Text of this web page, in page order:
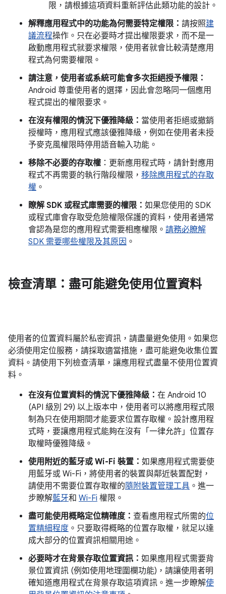
限，請根據這項資料重新評估此類功能的設計。
解釋應用程式中的功能為何需要特定權限： 請按照建
議流程操作。只在必要時才提出權限要求，而不是一
啟動應用程式就要求權限，使用者就會比較清楚應用
程式為何需要權限。
請注意，使用者或系統可能會多次拒絕授予權限：
Android 尊重使用者的選擇，因此會忽略同一個應用
程式提出的權限要求。
在沒有權限的情況下優雅降級： 當使用者拒絕或撤銷
授權時，應用程式應該優雅降級，例如在使用者未授
予麥克風權限時停用語音輸入功能。
移除不必要的存取權 ：更新應用程式時，請針對應用
程式不再需要的執行階段權限， 移除應用程式的存取
權 。
瞭解 SDK 或程式庫需要的權限： 如果您使用的 SDK
或程式庫會存取受危險權限保護的資料，使用者通常
會認為是您的應用程式需要相應權限。 請務必瞭解
SDK 需要哪些權限及其原因 。
檢查清單：盡可能避免使用位置資料
使用者的位置資料屬於私密資訊，請盡量避免使用。如果您
必須使用定位服務，請採取適當措施，盡可能避免收集位置
資料。請使用下列檢查清單，讓應用程式盡量不使用位置資
料。
在沒有位置資料的情況下優雅降級： 在 Android 10
(API 級別 29) 以上版本中，使用者可以將應用程式限
制為只在使用期間才能要求位置存取權。設計應用程
式時，要讓應用程式能夠在沒有「一律允許」位置存
取權時優雅降級。
使用附近的藍牙或 Wi-Fi 裝置： 如果應用程式需要使
用藍牙或 Wi-Fi，將使用者的裝置與鄰近裝置配對，
請使用不需要位置存取權的隨附裝置管理工具 。進一
步瞭解藍牙和 Wi-Fi 權限。
盡可能使用概略定位精確度： 查看應用程式所需的位
置精細程度 。只要取得概略的位置存取權，就足以達
成大部分的位置資訊相關用途。
必要時才在背景存取位置資訊： 如果應用程式需要背
景位置資訊 (例如使用地理圍欄功能)，請讓使用者明
確知道應用程式在背景存取這項資訊。進一步瞭解使